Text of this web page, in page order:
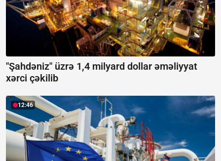
"Şahdəniz" üzrə 1,4 milyard dollar əməliyyat
xərci çəkilib
12:46